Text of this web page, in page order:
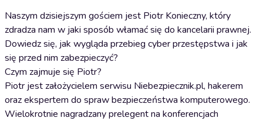
Naszym dzisiejszym gościem jest Piotr Konieczny, który
zdradza nam w jaki sposób włamać się do kancelarii prawnej.
Dowiedz się, jak wygląda przebieg cyber przestępstwa i jak
się przed nim zabezpieczyć?
Czym zajmuje się Piotr?
Piotr jest założycielem serwisu Niebezpiecznik.pl, hakerem
oraz ekspertem do spraw bezpieczeństwa komputerowego.
Wielokrotnie nagradzany prelegent na konferencjach